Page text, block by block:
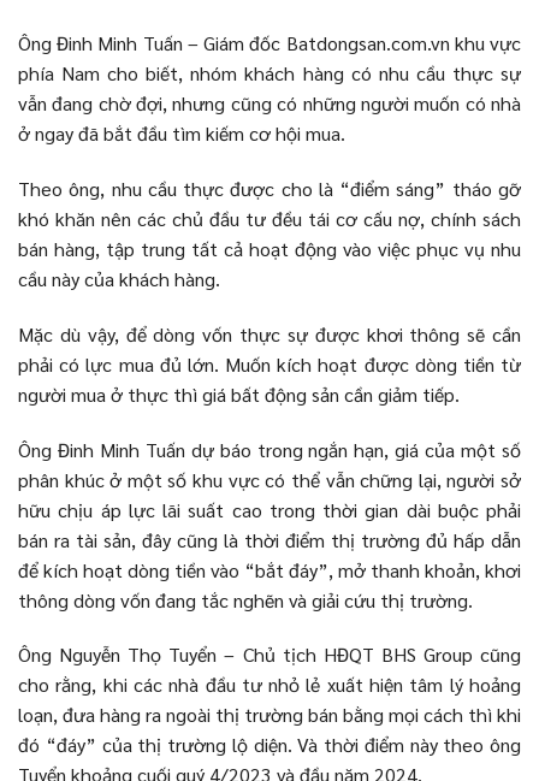
Ông Đinh Minh Tuấn – Giám đốc Batdongsan.com.vn khu vực
phía Nam cho biết, nhóm khách hàng có nhu cầu thực sự
vẫn đang chờ đợi, nhưng cũng có những người muốn có nhà
ở ngay đã bắt đầu tìm kiếm cơ hội mua.
Theo ông, nhu cầu thực được cho là “điểm sáng” tháo gỡ
khó khăn nên các chủ đầu tư đều tái cơ cấu nợ, chính sách
bán hàng, tập trung tất cả hoạt động vào việc phục vụ nhu
cầu này của khách hàng.
Mặc dù vậy, để dòng vốn thực sự được khơi thông sẽ cần
phải có lực mua đủ lớn. Muốn kích hoạt được dòng tiền từ
người mua ở thực thì giá bất động sản cần giảm tiếp.
Ông Đinh Minh Tuấn dự báo trong ngắn hạn, giá của một số
phân khúc ở một số khu vực có thể vẫn chững lại, người sở
hữu chịu áp lực lãi suất cao trong thời gian dài buộc phải
bán ra tài sản, đây cũng là thời điểm thị trường đủ hấp dẫn
để kích hoạt dòng tiền vào “bắt đáy”, mở thanh khoản, khơi
thông dòng vốn đang tắc nghẽn và giải cứu thị trường.
Ông Nguyễn Thọ Tuyển – Chủ tịch HĐQT BHS Group cũng
cho rằng, khi các nhà đầu tư nhỏ lẻ xuất hiện tâm lý hoảng
loạn, đưa hàng ra ngoài thị trường bán bằng mọi cách thì khi
đó “đáy” của thị trường lộ diện. Và thời điểm này theo ông
Tuyển khoảng cuối quý 4/2023 và đầu năm 2024.